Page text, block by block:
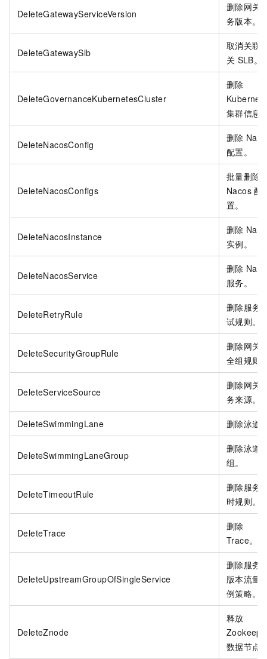
DeleteGatewayServiceVersion
删除网关
务版本。
DeleteGatewaySlb
取消关联
关 SLB。
DeleteGovernanceKubernetesCluster
删除
集群信息
DeleteNacosConfig
删除
配置。
DeleteNacosConfigs
批量删除
Nacos 配
置。
DeleteNacosInstance
删除
实例。
DeleteNacosService
删除
服务。
DeleteRetryRule
删除服务
试规则。
DeleteSecurityGroupRule
删除网关
全组规则
DeleteServiceSource
删除网关
务来源。
DeleteSwimmingLane 删除泳道
DeleteSwimmingLaneGroup
删除泳道
组。
DeleteTimeoutRule
删除服务
时规则。
DeleteTrace
删除
Trace。
DeleteUpstreamGroupOfSingleService
删除服务
版本流量
例策略。
DeleteZnode
释放
数据节点